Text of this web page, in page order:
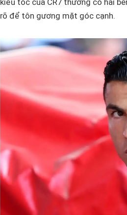
kiểu tóc của CR7 thường có hai
rõ để tôn gương mặt góc cạnh.